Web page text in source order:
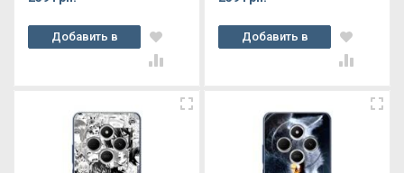
Добавить в
корзину
Добавить в
корзину